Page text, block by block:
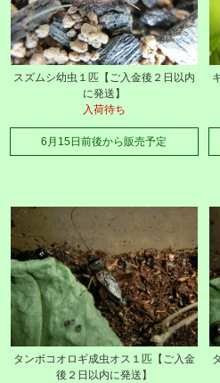
スズムシ幼虫１匹【ご入金後２日以内
に発送】
入荷待ち
6月15日前後から販売予定
タンボコオロギ成虫オス１匹【ご入金
後２日以内に発送】